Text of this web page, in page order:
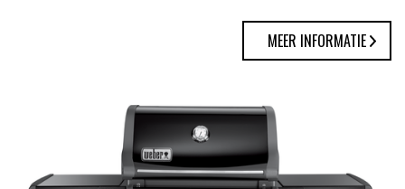
MEER INFORMATIE